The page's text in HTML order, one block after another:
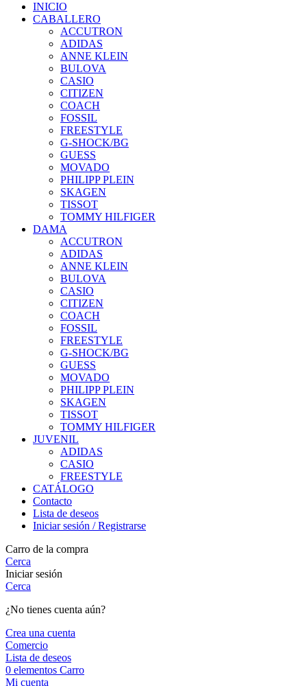
INICIO
CABALLERO
ACCUTRON
ADIDAS
ANNE KLEIN
BULOVA
CASIO
CITIZEN
COACH
FOSSIL
FREESTYLE
G-SHOCK/BG
GUESS
MOVADO
PHILIPP PLEIN
SKAGEN
TISSOT
TOMMY HILFIGER
DAMA
ACCUTRON
ADIDAS
ANNE KLEIN
BULOVA
CASIO
CITIZEN
COACH
FOSSIL
FREESTYLE
G-SHOCK/BG
GUESS
MOVADO
PHILIPP PLEIN
SKAGEN
TISSOT
TOMMY HILFIGER
JUVENIL
ADIDAS
CASIO
FREESTYLE
CATÁLOGO
Contacto
Lista de deseos
Iniciar sesión / Registrarse
Carro de la compra
Cerca
Iniciar sesión
Cerca
¿No tienes cuenta aún?
Crea una cuenta
Comercio
Lista de deseos
0 elementos Carro
Mi cuenta